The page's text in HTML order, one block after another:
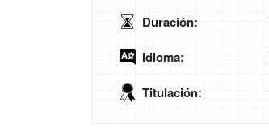
Duración:
Idioma:
Titulación: